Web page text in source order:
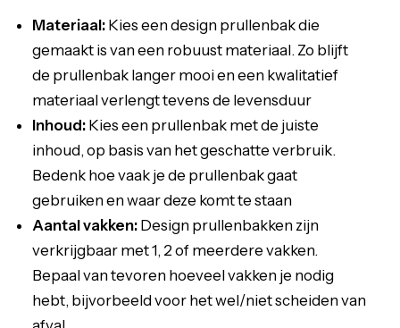
Materiaal: Kies een design prullenbak die
gemaakt is van een robuust materiaal. Zo blijft
de prullenbak langer mooi en een kwalitatief
materiaal verlengt tevens de levensduur
Inhoud: Kies een prullenbak met de juiste
inhoud, op basis van het geschatte verbruik.
Bedenk hoe vaak je de prullenbak gaat
gebruiken en waar deze komt te staan
Aantal vakken: Design prullenbakken zijn
verkrijgbaar met 1, 2 of meerdere vakken.
Bepaal van tevoren hoeveel vakken je nodig
hebt, bijvorbeeld voor het wel/niet scheiden van